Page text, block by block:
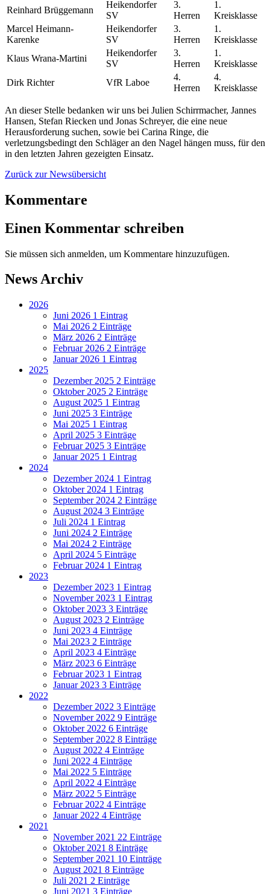
Reinhard Brüggemann
Heikendorfer
SV
3.
Herren
1.
Kreisklasse
Marcel Heimann-
Karenke
Heikendorfer
SV
3.
Herren
1.
Kreisklasse
Klaus Wrana-Martini
Heikendorfer
SV
3.
Herren
1.
Kreisklasse
Dirk Richter
VfR Laboe
4.
Herren
4.
Kreisklasse
An dieser Stelle bedanken wir uns bei Julien Schirrmacher, Jannes
Hansen, Stefan Riecken und Jonas Schreyer, die eine neue
Herausforderung suchen, sowie bei Carina Ringe, die
verletzungsbedingt den Schläger an den Nagel hängen muss, für den
in den letzten Jahren gezeigten Einsatz.
Zurück zur Newsübersicht
Kommentare
Einen Kommentar schreiben
Sie müssen sich anmelden, um Kommentare hinzuzufügen.
News Archiv
2026
Juni 2026 1 Eintrag
Mai 2026 2 Einträge
März 2026 2 Einträge
Februar 2026 2 Einträge
Januar 2026 1 Eintrag
2025
Dezember 2025 2 Einträge
Oktober 2025 2 Einträge
August 2025 1 Eintrag
Juni 2025 3 Einträge
Mai 2025 1 Eintrag
April 2025 3 Einträge
Februar 2025 3 Einträge
Januar 2025 1 Eintrag
2024
Dezember 2024 1 Eintrag
Oktober 2024 1 Eintrag
September 2024 2 Einträge
August 2024 3 Einträge
Juli 2024 1 Eintrag
Juni 2024 2 Einträge
Mai 2024 2 Einträge
April 2024 5 Einträge
Februar 2024 1 Eintrag
2023
Dezember 2023 1 Eintrag
November 2023 1 Eintrag
Oktober 2023 3 Einträge
August 2023 2 Einträge
Juni 2023 4 Einträge
Mai 2023 2 Einträge
April 2023 4 Einträge
März 2023 6 Einträge
Februar 2023 1 Eintrag
Januar 2023 3 Einträge
2022
Dezember 2022 3 Einträge
November 2022 9 Einträge
Oktober 2022 6 Einträge
September 2022 8 Einträge
August 2022 4 Einträge
Juni 2022 4 Einträge
Mai 2022 5 Einträge
April 2022 4 Einträge
März 2022 5 Einträge
Februar 2022 4 Einträge
Januar 2022 4 Einträge
2021
November 2021 22 Einträge
Oktober 2021 8 Einträge
September 2021 10 Einträge
August 2021 8 Einträge
Juli 2021 2 Einträge
Juni 2021 3 Einträge